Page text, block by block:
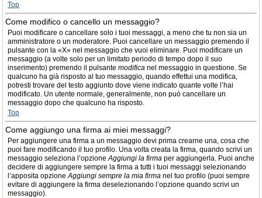
Top
Come modifico o cancello un messaggio?
Puoi modificare o cancellare solo i tuoi messaggi, a meno che tu non sia un
amministratore o un moderatore. Puoi cancellare un messaggio premendo il
pulsante con la «X» nel messaggio che vuoi eliminare. Puoi modificare un
messaggio (a volte solo per un limitato periodo di tempo dopo il suo
inserimento) premendo il pulsante modifica nel messaggio in questione. Se
qualcuno ha già risposto al tuo messaggio, quando effettui una modifica,
potresti trovare del testo aggiunto dove viene indicato quante volte l’hai
modificato. Un utente normale, generalmente, non può cancellare un
messaggio dopo che qualcuno ha risposto.
Top
Come aggiungo una firma ai miei messaggi?
Per aggiungere una firma a un messaggio devi prima crearne una, cosa che
puoi fare modificando il tuo profilo. Una volta creata la firma, quando scrivi un
messaggio seleziona l’opzioneAggiungi la firma per aggiungerla. Puoi anche
decidere di aggiungere sempre la firma a tutti i tuoi messaggi selezionando
l’apposita opzioneAggiungi sempre la mia firma nel tuo profilo (puoi sempre
evitare di aggiungere la firma deselezionando l’opzione quando scrivi un
messaggio).